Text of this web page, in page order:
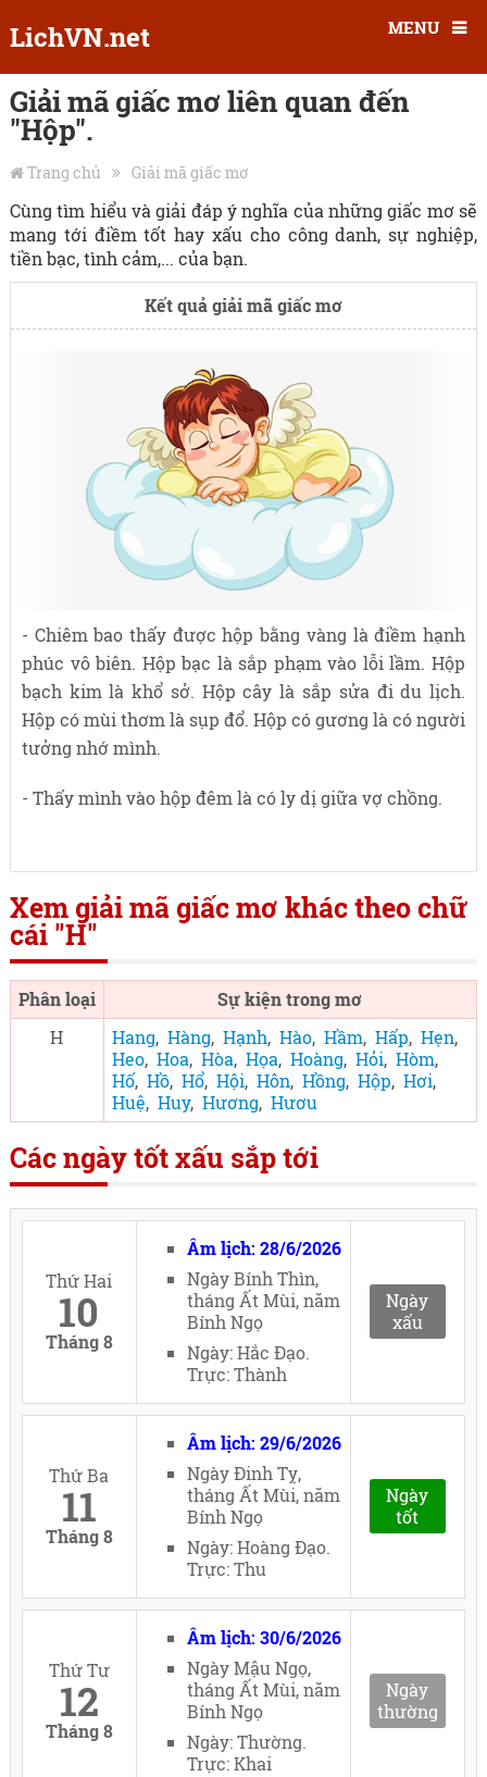
LichVN.net MENU
Giải mã giấc mơ liên quan đến
"Hộp".
Trang chủ Giải mã giấc mơ
Cùng tìm hiểu và giải đáp ý nghĩa của những giấc mơ sẽ
mang tới điềm tốt hay xấu cho công danh, sự nghiệp,
tiền bạc, tình cảm,... của bạn.
Kết quả giải mã giấc mơ
- Chiêm bao thấy được hộp bằng vàng là điềm hạnh
phúc vô biên. Hộp bạc là sắp phạm vào lỗi lầm. Hộp
bạch kim là khổ sở. Hộp cây là sắp sửa đi du lịch.
Hộp có mùi thơm là sụp đổ. Hộp có gương là có người
tưởng nhớ mình.
- Thấy mình vào hộp đêm là có ly dị giữa vợ chồng.
Xem giải mã giấc mơ khác theo chữ
cái "H"
Phân loại
Sự kiện trong mơ
H
Hang, Hàng, Hạnh, Hào, Hầm, Hấp, Hẹn,
Heo, Hoa, Hòa, Họa, Hoàng, Hỏi, Hòm,
Hố, Hồ, Hổ, Hội, Hôn, Hồng, Hộp, Hơi,
Huệ, Huy, Hương, Hươu
Các ngày tốt xấu sắp tới
Thứ Hai
10
Tháng 8
Âm lịch: 28/6/2026
Ngày Bính Thìn,
tháng Ất Mùi, năm
Bính Ngọ
Ngày: Hắc Đạo.
Trực: Thành
Ngày
xấu
Thứ Ba
11
Tháng 8
Âm lịch: 29/6/2026
Ngày Đinh Tỵ,
tháng Ất Mùi, năm
Bính Ngọ
Ngày: Hoàng Đạo.
Trực: Thu
Ngày
tốt
Thứ Tư
12
Tháng 8
Âm lịch: 30/6/2026
Ngày Mậu Ngọ,
tháng Ất Mùi, năm
Bính Ngọ
Ngày: Thường.
Trực: Khai
Ngày
thường